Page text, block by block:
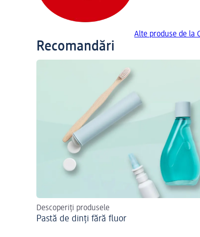
Alte produse de la
Recomandări
Descoperiți produsele
Pastă de dinți fără fluor